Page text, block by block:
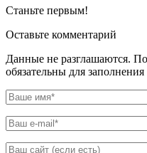
Станьте первым!
Оставьте комментарий
Данные не разглашаются.
обязательны для заполнения